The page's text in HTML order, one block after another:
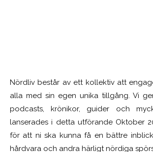
Nördliv består av ett kollektiv att
alla med sin egen unika tillgång. Vi
podcasts, krönikor, guider och
lanserades i detta utförande Oktober
för att ni ska kunna få en bättre
hårdvara och andra härligt nördiga